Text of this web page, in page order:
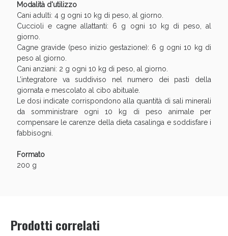
Modalità d'utilizzo
Cani adulti: 4 g ogni 10 kg di peso, al giorno.
Cuccioli e cagne allattanti: 6 g ogni 10 kg di peso, al
giorno.
Cagne gravide (peso inizio gestazione): 6 g ogni 10 kg di
peso al giorno.
Cani anziani: 2 g ogni 10 kg di peso, al giorno.
L’integratore va suddiviso nel numero dei pasti della
giornata e mescolato al cibo abituale.
Le dosi indicate corrispondono alla quantità di sali minerali
da somministrare ogni 10 kg di peso animale per
compensare le carenze della dieta casalinga e soddisfare i
fabbisogni.
Formato
200 g
Prodotti correlati
Vie Urinarie e Prostata: Sconti fino al 45% oggi!